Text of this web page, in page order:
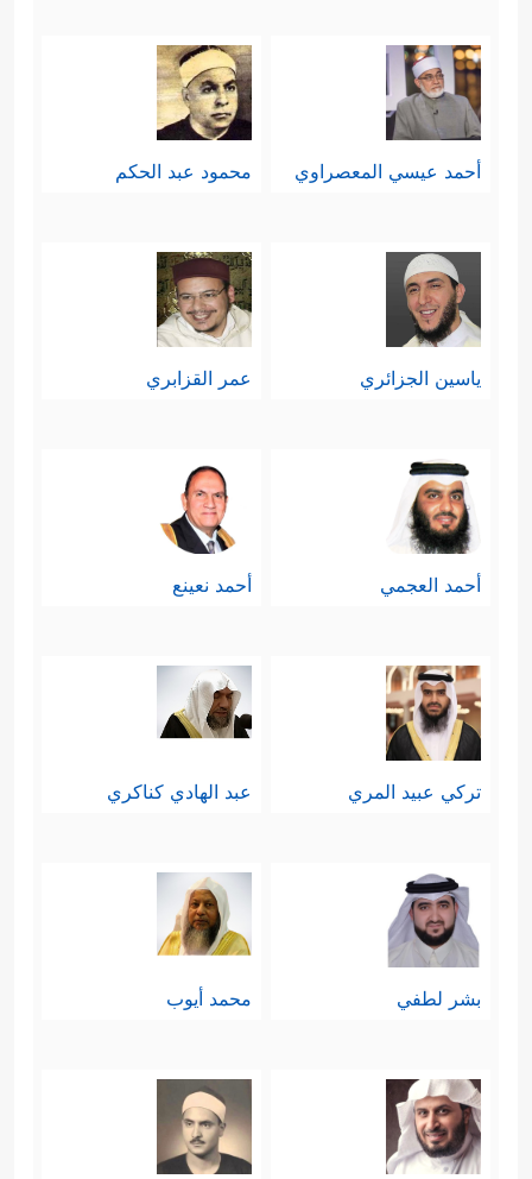
أحمد عيسي المعصراوي محمود عبد الحكم
ياسين الجزائري عمر القزابري
أحمد العجمي أحمد نعينع
تركي عبيد المري عبد الهادي كناكري
بشر لطفي محمد أيوب